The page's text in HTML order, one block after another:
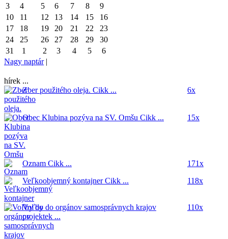
3
4 5 6 7 8
9
10
11 12 13 14 15
16
17
18 19 20 21 22
23
24
25 26 27 28 29
30
31
1 2 3 4 5
6
Nagy naptár|
hírek ...
Zber použitého oleja. Cikk ... 6x
Obec Klubina pozýva na SV. Omšu Cikk ... 15x
Oznam Cikk ...
171x
Veľkoobjemný kontajnerCikk ... 118x
Voľby do orgánov samosprávnych krajov
projektek ...
110x